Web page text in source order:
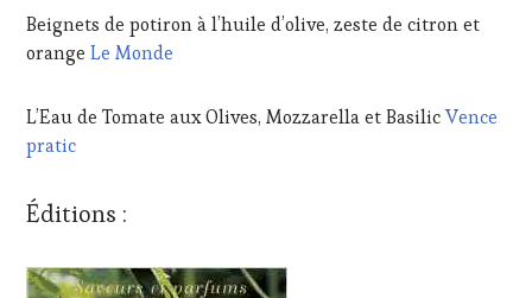
Beignets de potiron à l’huile d’olive, zeste de citron et
orangeLe Monde
L’Eau de Tomate aux Olives, Mozzarella et BasilicVence
pratic
Éditions :